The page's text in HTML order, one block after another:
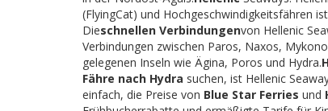
(FlyingCat) und Hochgeschwindigkeitsfähren
Dieschnellen Verbindungenvon Hellenic
Verbindungen zwischen Paros, Naxos,
gelegenen Inseln wie Ägina, Poros und Hydra.
Fähre nach Hydra suchen, ist Hellenic
einfach, die Preise von Blue Star Ferries und